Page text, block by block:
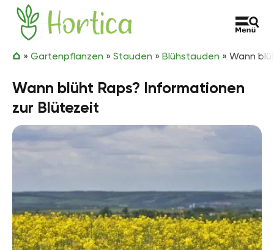
Zum Inhalt springen
Hortica
» Gartenpflanzen » Stauden » Blühstauden » Wann
Wann blüht Raps? Informationen
zur Blütezeit